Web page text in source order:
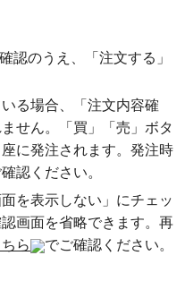
認のうえ、「注文する」
る場合、「注文内容確
せん。「買」「売」ボタ
に発注されます。発注時
認ください。
面を表示しない」にチェッ
画面を省略できます。再
ら でご確認ください。